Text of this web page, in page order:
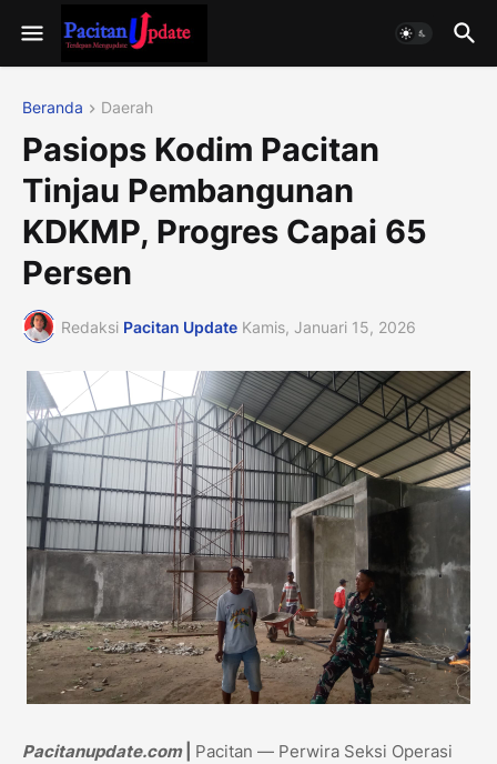
Beranda Daerah
Pasiops Kodim Pacitan
Tinjau Pembangunan
KDKMP, Progres Capai 65
Persen
Redaksi Pacitan Update Kamis, Januari 15, 2026
Pacitanupdate.com
Pacitan — Perwira Seksi Operasi